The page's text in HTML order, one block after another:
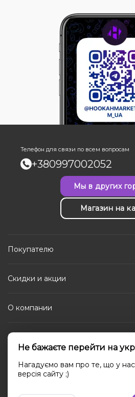
Телефон для связи по всем вопросам
+380997002052
Мы в других
Магазин на
Покупателю
Скидки и акции
О компании
Каталог
Социальные
Не бажаєте перейти на
Нагадуємо вам про те, що у
версія сайту ;)